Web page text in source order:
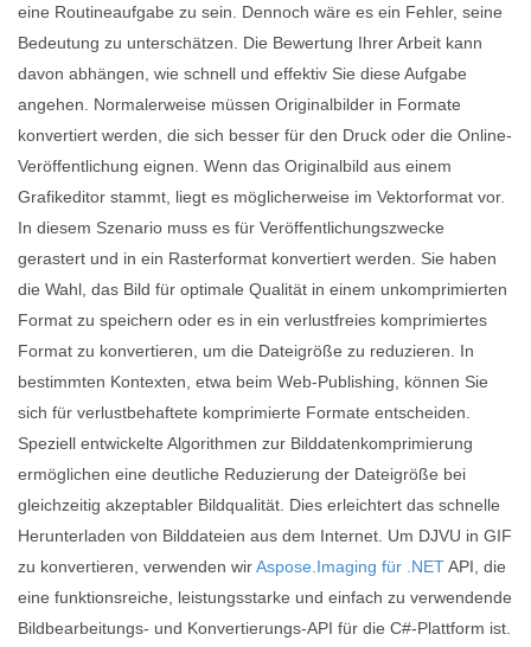
eine Routineaufgabe zu sein. Dennoch wäre es ein Fehler, seine
Bedeutung zu unterschätzen. Die Bewertung Ihrer Arbeit kann
davon abhängen, wie schnell und effektiv Sie diese Aufgabe
angehen. Normalerweise müssen Originalbilder in Formate
konvertiert werden, die sich besser für den Druck oder die Online-
Veröffentlichung eignen. Wenn das Originalbild aus einem
Grafikeditor stammt, liegt es möglicherweise im Vektorformat vor.
In diesem Szenario muss es für Veröffentlichungszwecke
gerastert und in ein Rasterformat konvertiert werden. Sie haben
die Wahl, das Bild für optimale Qualität in einem unkomprimierten
Format zu speichern oder es in ein verlustfreies komprimiertes
Format zu konvertieren, um die Dateigröße zu reduzieren. In
bestimmten Kontexten, etwa beim Web-Publishing, können Sie
sich für verlustbehaftete komprimierte Formate entscheiden.
Speziell entwickelte Algorithmen zur Bilddatenkomprimierung
ermöglichen eine deutliche Reduzierung der Dateigröße bei
gleichzeitig akzeptabler Bildqualität. Dies erleichtert das schnelle
Herunterladen von Bilddateien aus dem Internet. Um DJVU in GIF
zu konvertieren, verwenden wirAspose.Imaging für .NETAPI, die
eine funktionsreiche, leistungsstarke und einfach zu verwendende
Bildbearbeitungs- und Konvertierungs-API für die C#-Plattform ist.